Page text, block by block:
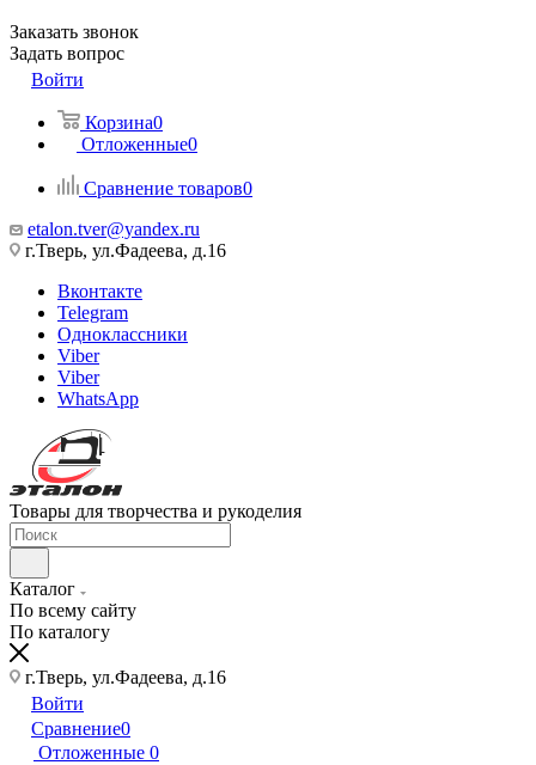
Заказать звонок
Задать вопрос
Войти
Корзина0
Отложенные0
Сравнение товаров0
etalon.tver@yandex.ru
г.Тверь, ул.Фадеева, д.16
Вконтакте
Telegram
Одноклассники
Viber
Viber
WhatsApp
Товары для творчества и рукоделия
Каталог
По всему сайту
По каталогу
г.Тверь, ул.Фадеева, д.16
Войти
Сравнение0
Отложенные 0